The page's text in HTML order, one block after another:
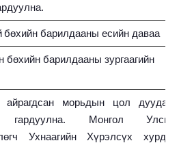
бөхийн барилдааны есийн даваа
бөхийн барилдааны зургаагийн
айрагдсан морьдын цол дуудаж,
гардуулна. Монгол Улсын
Ухнаагийн Хүрэлсүх хурдан